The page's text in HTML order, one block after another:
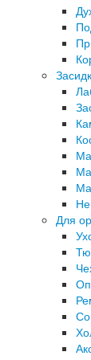
Для